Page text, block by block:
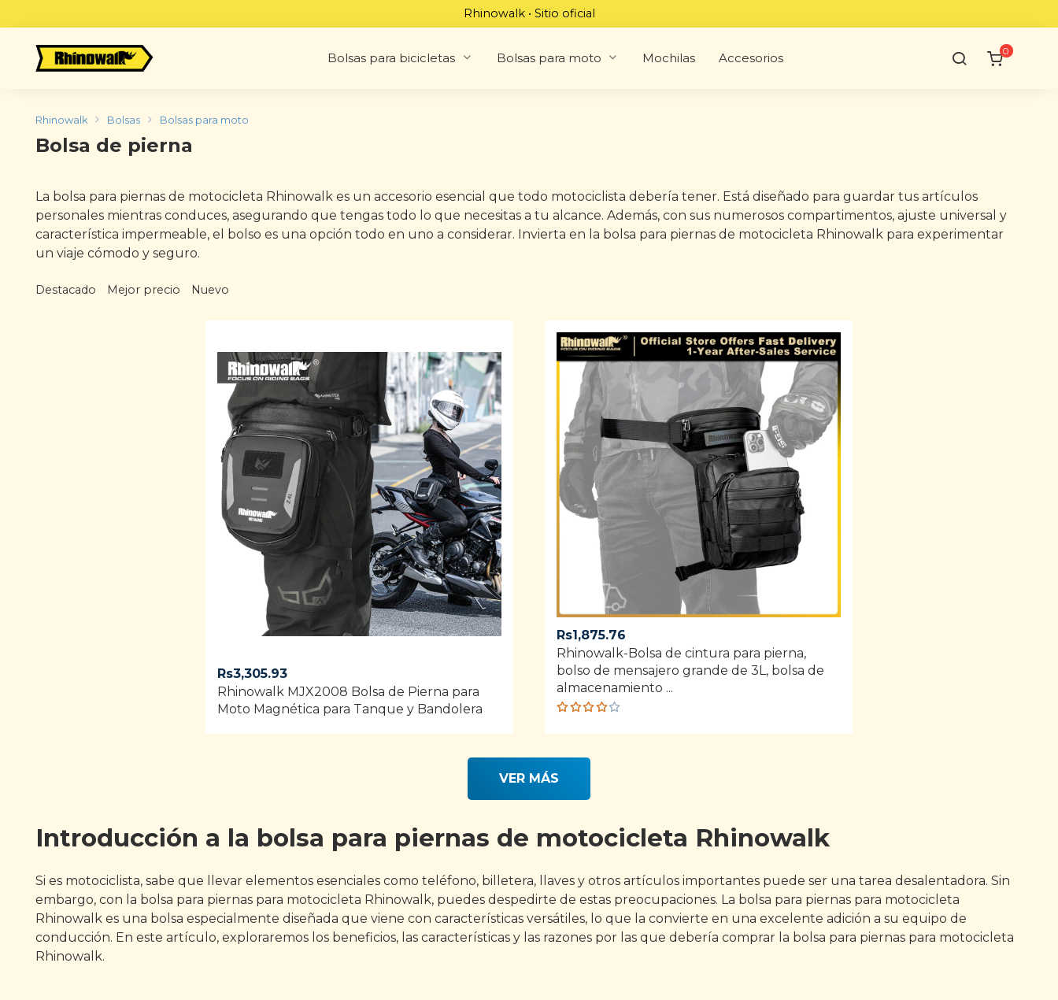
to
content
Rhinowalk • Sitio oficial
Bolsas para bicicletas Bolsas para moto Mochilas Accesorios 0
Rhinowalk Bolsas Bolsas para moto
Bolsa de pierna
La bolsa para piernas de motocicleta Rhinowalk es un accesorio esencial que todo motociclista debería tener. Está diseñado para guardar tus artículos
personales mientras conduces, asegurando que tengas todo lo que necesitas a tu alcance. Además, con sus numerosos compartimentos, ajuste universal y
característica impermeable, el bolso es una opción todo en uno a considerar. Invierta en la bolsa para piernas de motocicleta Rhinowalk para experimentar
un viaje cómodo y seguro.
Destacado Mejor precio Nuevo
Rs3,305.93
Rhinowalk MJX2008 Bolsa de Pierna para
Moto Magnética para Tanque y Bandolera
Rs1,875.76
Rhinowalk-Bolsa de cintura para pierna,
bolso de mensajero grande de 3L, bolsa de
almacenamiento ...
Rated
out of
VER MÁS
Introducción a la bolsa para piernas de motocicleta Rhinowalk
Si es motociclista, sabe que llevar elementos esenciales como teléfono, billetera, llaves y otros artículos importantes puede ser una tarea desalentadora. Sin
embargo, con la bolsa para piernas para motocicleta Rhinowalk, puedes despedirte de estas preocupaciones. La bolsa para piernas para motocicleta
Rhinowalk es una bolsa especialmente diseñada que viene con características versátiles, lo que la convierte en una excelente adición a su equipo de
conducción. En este artículo, exploraremos los beneficios, las características y las razones por las que debería comprar la bolsa para piernas para motocicleta
Rhinowalk.